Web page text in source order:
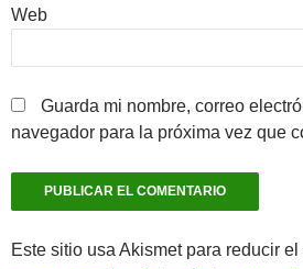
Web
Guarda mi nombre, correo
navegador para la próxima vez que
Este sitio usa Akismet para reducir el